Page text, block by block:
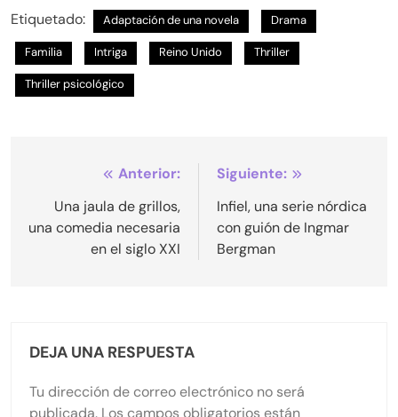
Etiquetado: Adaptación de una novela Drama
Familia Intriga Reino Unido Thriller
Thriller psicológico
Navegación
entradas
Anterior:
Una jaula de grillos,
una comedia necesaria
en el siglo XXI
Siguiente:
Infiel, una serie nórdica
con guión de Ingmar
Bergman
DEJA UNA RESPUESTA
Tu dirección de correo electrónico no será
publicada. Los campos obligatorios están